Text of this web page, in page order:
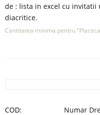
de : lista in excel cu
diacritice.
Cantitatea minima pentru
COD: Numar